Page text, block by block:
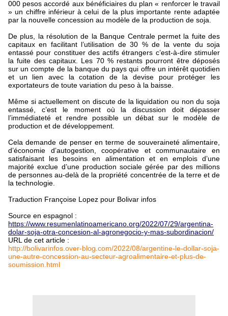
000 pesos accordé aux bénéficiaires du plan « renforcer le travail
» un chiffre inférieur à celui de la plus importante rente adaptée
par la nouvelle concession au modèle de la production de soja.
De plus, la résolution de la Banque Centrale permet la fuite des
capitaux en facilitant l’utilisation de 30 % de la vente du soja
entassé pour constituer des actifs étrangers c’est-à-dire stimuler
la fuite des capitaux. Les 70 % restants pourront être déposés
sur un compte de la banque du pays qui offre un intérêt quotidien
et un lien avec la cotation de la devise pour protéger les
exportateurs de toute variation du peso à la baisse.
Même si actuellement on discute de la liquidation ou non du soja
entassé, c’est le moment où la discussion doit dépasser
l’immédiateté et rendre possible un débat sur le modèle de
production et de développement.
Cela demande de penser en terme de souveraineté alimentaire,
d’économie d’autogestion, coopérative et communautaire en
satisfaisant les besoins en alimentation et en emplois d’une
majorité exclue d’une production sociale gérée par des millions
de personnes au-delà de la propriété concentrée de la terre et de
la technologie.
Traduction Françoise Lopez pour Bolivar infos
Source en espagnol :
https://www.resumenlatinoamericano.org/2022/07/29/argentina-
dolar-soja-otra-concesion-al-agronegocio-y-mas-subordinacion/
URL de cet article :
http://bolivarinfos.over-blog.com/2022/08/argentine-le-dollar-soja-
une-autre-concession-au-secteur-agroalimentaire-et-plus-de-
soumission.html